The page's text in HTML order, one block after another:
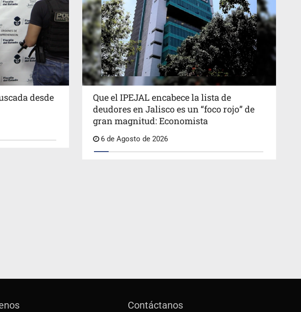
desde
Que el IPEJAL encabece la lista de
deudores en Jalisco es un “foco rojo” de
gran magnitud: Economista
6 de Agosto de 2026
Contáctanos